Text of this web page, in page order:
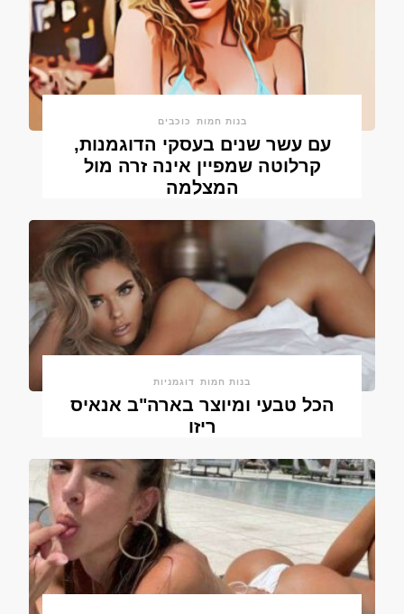
בנות חמות כוכבים
עם עשר שנים בעסקי הדוגמנות,
קרלוטה שמפיין אינה זרה מול
המצלמה
בנות חמות דוגמניות
הכל טבעי ומיוצר בארה"ב אנאיס
ריזו